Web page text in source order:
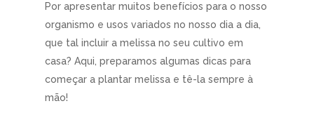
Por apresentar muitos benefícios para o nosso
organismo e usos variados no nosso dia a dia,
que tal incluir a melissa no seu cultivo em
casa? Aqui, preparamos algumas dicas para
começar a plantar melissa e tê-la sempre à
mão!